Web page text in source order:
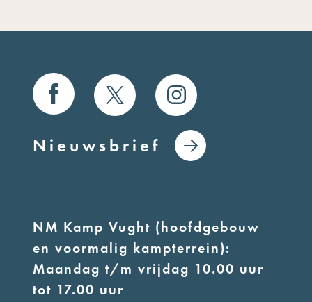
Nieuwsbrief
NM Kamp Vught (hoofdgebouw
en voormalig kampterrein):
Maandag t/m vrijdag 10.00 uur
tot 17.00 uur